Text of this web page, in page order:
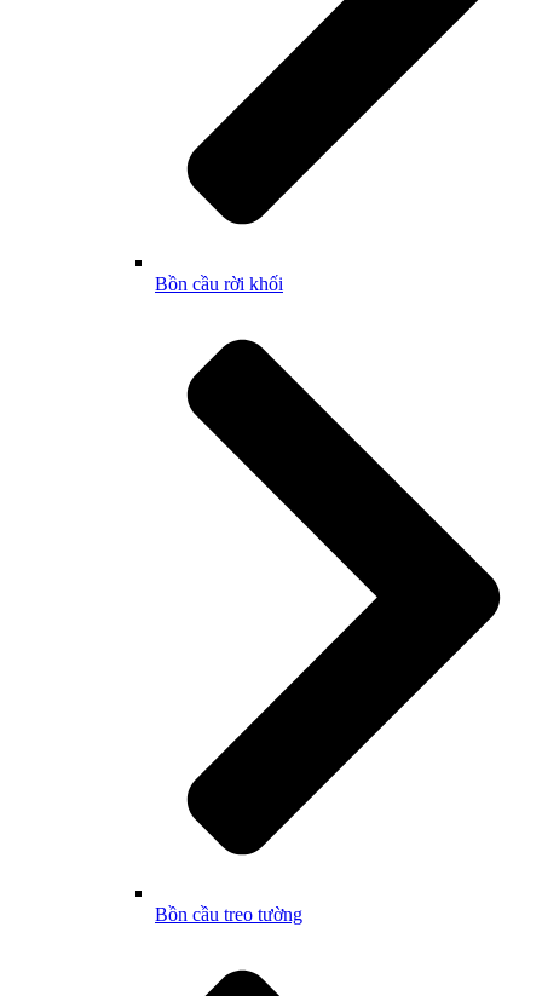
Bồn cầu rời khối
Bồn cầu treo tường